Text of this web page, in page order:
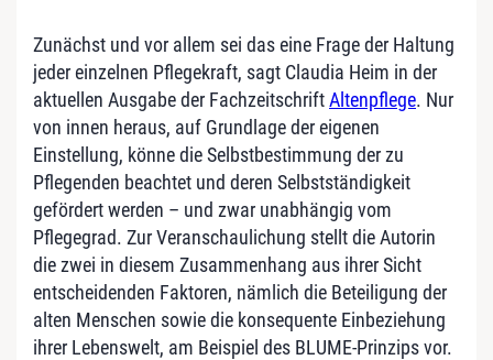
Zunächst und vor allem sei das eine Frage der Haltung
jeder einzelnen Pflegekraft, sagt Claudia Heim in der
aktuellen Ausgabe der FachzeitschriftAltenpflege. Nur
von innen heraus, auf Grundlage der eigenen
Einstellung, könne die Selbstbestimmung der zu
Pflegenden beachtet und deren Selbstständigkeit
gefördert werden – und zwar unabhängig vom
Pflegegrad. Zur Veranschaulichung stellt die Autorin
die zwei in diesem Zusammenhang aus ihrer Sicht
entscheidenden Faktoren, nämlich die Beteiligung der
alten Menschen sowie die konsequente Einbeziehung
ihrer Lebenswelt, am Beispiel des BLUME-Prinzips vor.